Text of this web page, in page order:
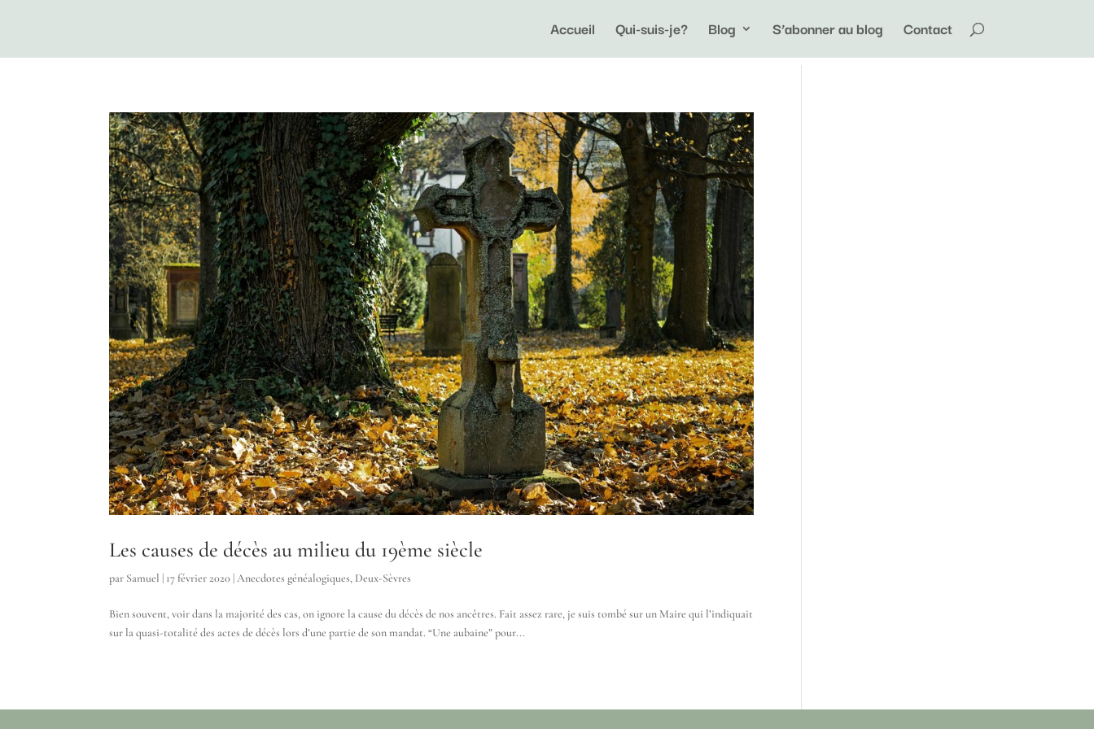
Accueil Qui-suis-je? Blog S’abonner au blog Contact
Les causes de décès au milieu du 19ème siècle
par Samuel | 17 février 2020 |Anecdotes généalogiques, Deux-Sèvres
Bien souvent, voir dans la majorité des cas, on ignore la cause du décès de nos ancêtres. Fait assez rare, je suis tombé sur un Maire qui l’indiquait
sur la quasi-totalité des actes de décès lors d’une partie de son mandat. “Une aubaine” pour...